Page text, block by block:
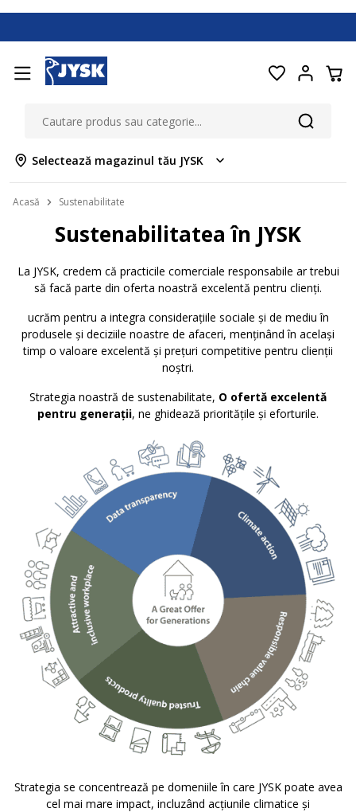
Selectează magazinul tău JYSK
Acasă Sustenabilitate
Sustenabilitatea în JYSK
La JYSK, credem că practicile comerciale responsabile ar trebui
să facă parte din oferta noastră excelentă pentru clienți.
ucrăm pentru a integra considerațiile sociale și de mediu în
produsele și deciziile noastre de afaceri, menținând în același
timp o valoare excelentă și prețuri competitive pentru clienții
noștri.
Strategia noastră de sustenabilitate, O ofertă excelentă
pentru generații, ne ghidează prioritățile și eforturile.
Strategia se concentrează pe domeniile în care JYSK poate avea
cel mai mare impact, incluzând acțiunile climatice și